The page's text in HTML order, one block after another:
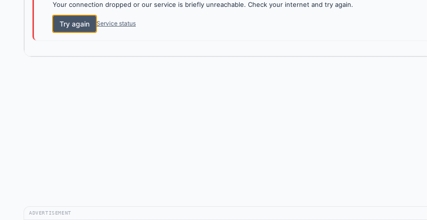
Your connection dropped or our service is briefly unreachable. Check your internet and try again.
Try again Service status
ADVERTISEMENT